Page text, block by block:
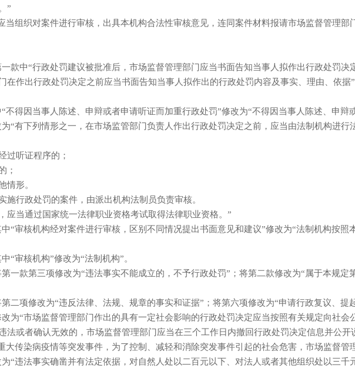
”
织对案件进行审核，出具本机构合法性审核意见，连同案件材料报请市场监督管理部
中“行政处罚建议被批准后，市场监督管理部门应当书面告知当事人拟作出行政处罚决
在作出行政处罚决定之前应当书面告知当事人拟作出的行政处罚内容及事实、理由、依
得因当事人陈述、申辩或者申请听证而加重行政处罚”修改为“不得因当事人陈述、申辩
下列情形之一，在市场监管部门负责人作出行政处罚决定之前，应当由法制机构进行
过听证程序的；
；
情形。
行政处罚的案件，由派出机构法制员负责审核。
应当通过国家统一法律职业资格考试取得法律职业资格。”
核机构经对案件进行审核，区别不同情况提出书面意见和建议”修改为“法制机构按照
审核机构”修改为“法制机构”。
款第三项修改为“违法事实不能成立的，不予行政处罚”；将第二款修改为“属于本规定
项修改为“违反法律、法规、规章的事实和证据”；将第六项修改为“申请行政复议、提
“市场监督管理部门作出的具有一定社会影响的行政处罚决定应当按照有关规定向社会
法或者确认无效的，市场监督管理部门应当在三个工作日内撤回行政处罚决定信息并公开
传染病疫情等突发事件，为了控制、减轻和消除突发事件引起的社会危害，市场监督管
法事实确凿并有法定依据，对自然人处以二百元以下、对法人或者其他组织处以三千